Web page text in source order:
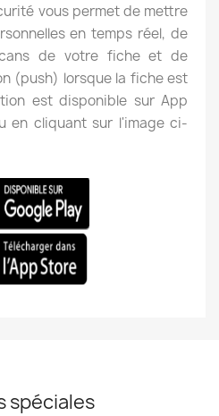
vous permet de mettre
en temps réel, de
de votre fiche et de
(push) lorsque la fiche est
est disponible sur App
en cliquant sur l'image ci-
spéciales